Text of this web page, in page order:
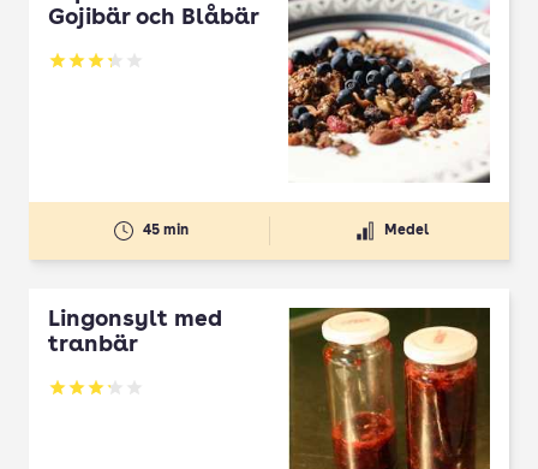
Gojibär och Blåbär
Betyg: 3.25 av 5
45 min Medel
Lingonsylt med
tranbär
Betyg: 3.22 av 5